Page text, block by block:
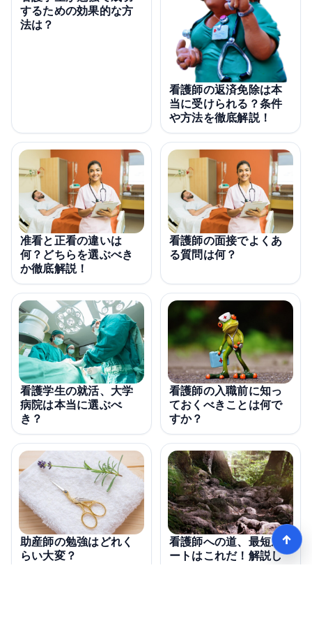
するための効果的な方
法は？
看護師の返済免除は本
当に受けられる？条件
や方法を徹底解説！
准看と正看の違いは
何？どちらを選ぶべき
か徹底解説！
看護師の面接でよくあ
る質問は何？
看護学生の就活、大学
病院は本当に選ぶべ
き？
看護師の入職前に知っ
ておくべきことは何で
すか？
助産師の勉強はどれく
らい大変？
看護師への道、最短ル
ートはこれだ！解説し
↑